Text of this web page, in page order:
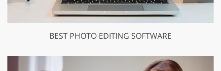
BEST PHOTO EDITING SOFTWARE